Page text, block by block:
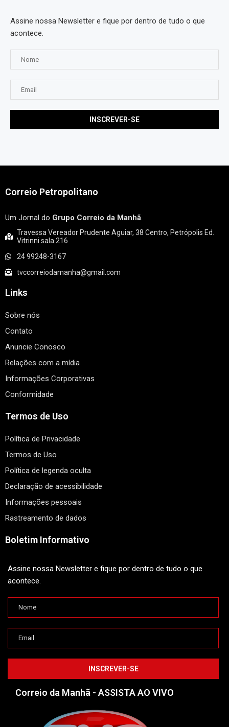
Assine nossa Newsletter e fique por dentro de tudo o que
acontece.
Correio Petropolitano
Um Jornal do Grupo Correio da Manhã.
Travessa Vereador Prudente Aguiar, 38 Centro, Petrópolis Ed.
Vitrinni sala 216
24 99248-3167
tvccorreiodamanha@gmail.com
Links
Sobre nós
Contato
Anuncie Conosco
Relações com a mídia
Informações Corporativas
Conformidade
Termos de Uso
Política de Privacidade
Termos de Uso
Política de legenda oculta
Declaração de acessibilidade
Informações pessoais
Rastreamento de dados
Boletim Informativo
Assine nossa Newsletter e fique por dentro de tudo o que
acontece.
Correio da Manhã - ASSISTA AO VIVO